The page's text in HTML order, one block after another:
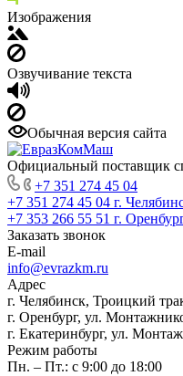
Изображения
Озвучивание текста
Обычная версия сайта
Официальный поставщик
+7 351 274 45 04
+7 351 274 45 04 г.
+7 353 266 55 51 г.
Заказать звонок
E-mail
info@evrazkm.ru
Адрес
г. Челябинск, Троицкий
г. Оренбург, ул.
г. Екатеринбург, ул.
Режим работы
Пн. – Пт.: с 9:00 до 18:00